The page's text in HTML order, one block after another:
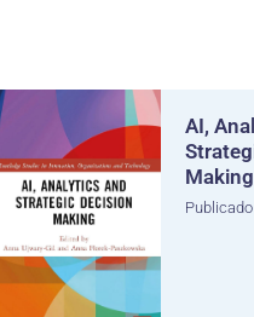
AI,
Making